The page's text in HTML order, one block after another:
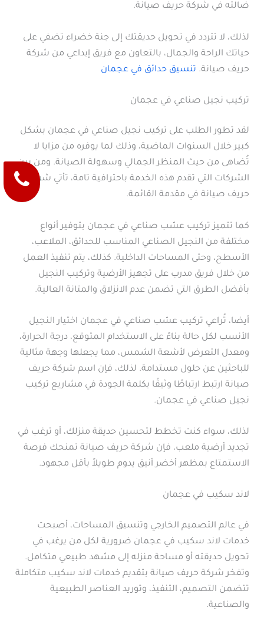
ضالته في شركة حريف صيانة.
لذلك، لا تتردد في تحويل حديقتك إلى جنة خضراء تضفي على
حياتك الراحة والجمال، بالتعاون مع فريق إبداعي من شركة
حريف صيانة. تنسيق حدائق في عجمان
تركيب نجيل صناعي في عجمان
لقد تطور الطلب على تركيب نجيل صناعي في عجمان بشكل
كبير خلال السنوات الماضية، وذلك لما يوفره من مزايا لا
تُضاهى من حيث المنظر الجمالي وسهولة الصيانة. ومن بين
الشركات التي تقدم هذه الخدمة باحترافية تامة، تأتي شركة
حريف صيانة في مقدمة القائمة.
كما تتميز تركيب عشب صناعي في عجمان بتوفير أنواع
مختلفة من النجيل الصناعي المناسب للحدائق، الملاعب،
الأسطح، وحتى المساحات الداخلية. كذلك، يتم تنفيذ العمل
من خلال فريق مدرب على تجهيز الأرضية وتركيب النجيل
بأفضل الطرق التي تضمن عدم الانزلاق والمتانة العالية.
أيضا، تُراعي تركيب عشب صناعي في عجمان اختيار النجيل
الأنسب لكل حالة بناءً على الاستخدام المتوقع، درجة الحرارة،
ومعدل التعرض لأشعة الشمس، مما يجعلها وجهة مثالية
للباحثين عن حلول مستدامة. لذلك، فإن اسم شركة حريف
صيانة ارتبط ارتباطًا وثيقًا بكلمة الجودة في مشاريع تركيب
نجيل صناعي في عجمان.
لذلك، سواء كنت تخطط لتحسين حديقة منزلك، أو ترغب في
تجديد أرضية ملعب، فإن شركة حريف صيانة تمنحك فرصة
الاستمتاع بمظهر أخضر أنيق يدوم طويلاً بأقل مجهود.
لاند سكيب في عجمان
في عالم التصميم الخارجي وتنسيق المساحات، أصبحت
خدمات لاند سكيب في عجمان ضرورية لكل من يرغب في
تحويل حديقته أو مساحة منزله إلى مشهد طبيعي متكامل.
وتفخر شركة حريف صيانة بتقديم خدمات لاند سكيب متكاملة
تتضمن التصميم، التنفيذ، وتوريد العناصر الطبيعية
والصناعية.